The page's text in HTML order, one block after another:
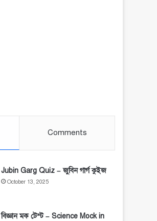
Comments
Jubin Garg Quiz – জুবিন গার্গ কুইজ
October 13, 2025
বিজ্ঞান মক টেস্ট – Science Mock in